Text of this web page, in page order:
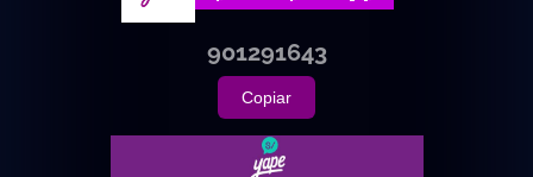
901291643
Copiar